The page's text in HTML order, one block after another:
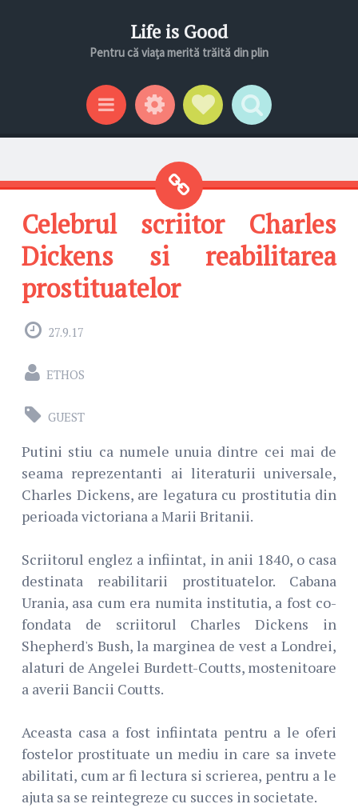
Life is Good
Pentru că viața merită trăită din plin
CategoriiGadgeturiProfil social
Search
Celebrul scriitor Charles
Dickens si reabilitarea
prostituatelor
27.9.17
ETHOS
GUEST
Putini stiu ca numele unuia dintre cei mai de
seama reprezentanti ai literaturii universale,
Charles Dickens, are legatura cu prostitutia din
perioada victoriana a Marii Britanii.
Scriitorul englez a infiintat, in anii 1840, o casa
destinata reabilitarii prostituatelor. Cabana
Urania, asa cum era numita institutia, a fost co-
fondata de scriitorul Charles Dickens in
Shepherd's Bush, la marginea de vest a Londrei,
alaturi de Angelei Burdett-Coutts, mostenitoare
a averii Bancii Coutts.
Aceasta casa a fost infiintata pentru a le oferi
fostelor prostituate un mediu in care sa invete
abilitati, cum ar fi lectura si scrierea, pentru a le
ajuta sa se reintegreze cu succes in societate.